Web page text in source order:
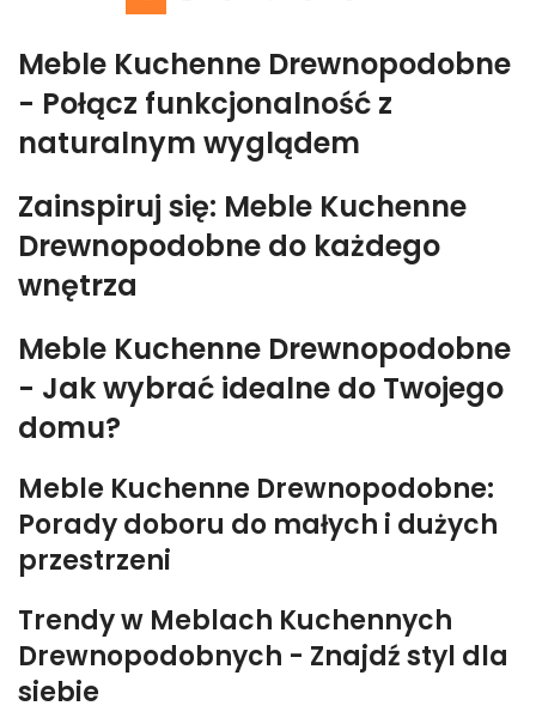
Meble Kuchenne Drewnopodobne
- Połącz funkcjonalność z
naturalnym wyglądem
Zainspiruj się: Meble Kuchenne
Drewnopodobne do każdego
wnętrza
Meble Kuchenne Drewnopodobne
- Jak wybrać idealne do Twojego
domu?
Meble Kuchenne Drewnopodobne:
Porady doboru do małych i dużych
przestrzeni
Trendy w Meblach Kuchennych
Drewnopodobnych - Znajdź styl dla
siebie